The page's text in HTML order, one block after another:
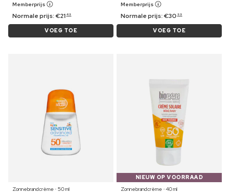
Memberprijs
Normale prijs:€21 49
VOEG TOE
Memberprijs
Normale prijs:€30 99
VOEG TOE
Zonnebrandcrème ⋅ 50 ml
NIEUW OP VOORRAAD
Zonnebrandcrème ⋅ 40 ml